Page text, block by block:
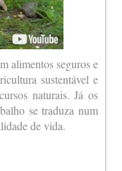
alimentos seguros e
sustentável e
naturais. Já os
se traduza num
de vida.